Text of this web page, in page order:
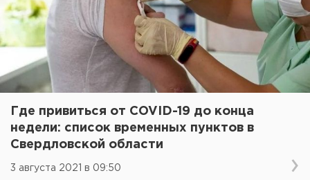
Где привиться от COVID-19 до конца
недели: список временных пунктов в
Свердловской области
3 августа 2021 в 09:50